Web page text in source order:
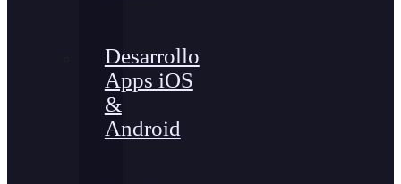
Desarrollo
Apps iOS
&
Android